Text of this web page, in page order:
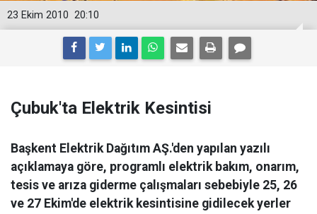
20:10
23 Ekim 2010
Çubuk'ta Elektrik Kesintisi
Başkent Elektrik Dağıtım AŞ.'den yapılan yazılı
açıklamaya göre, programlı elektrik bakım, onarım,
tesis ve arıza giderme çalışmaları sebebiyle 25, 26
ve 27 Ekim'de elektrik kesintisine gidilecek yerler